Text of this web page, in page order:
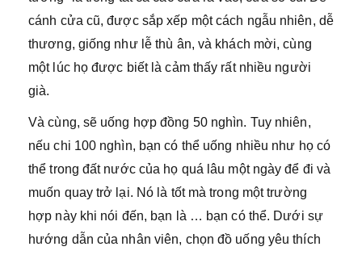
cánh cửa cũ, được sắp xếp một cách ngẫu nhiên, dễ
thương, giống như lễ thù ân, và khách mời, cùng
một lúc họ được biết là cảm thấy rất nhiều người
già.
Và cùng, sẽ uống hợp đồng 50 nghìn. Tuy nhiên,
nếu chi 100 nghìn, bạn có thể uống nhiều như họ có
thể trong đất nước của họ quá lâu một ngày để đi và
muốn quay trở lại. Nó là tốt mà trong một trường
hợp này khi nói đến, bạn là … bạn có thể. Dưới sự
hướng dẫn của nhân viên, chọn đồ uống yêu thích